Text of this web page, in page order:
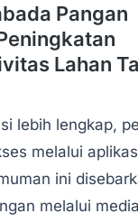
lebih lengkap,
melalui
ini
melalui